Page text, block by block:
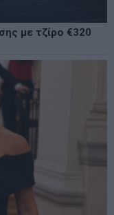
με τζίρο €320